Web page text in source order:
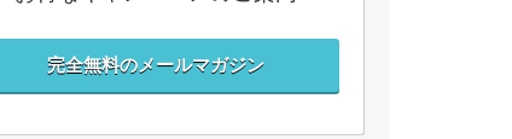
完全無料のメールマガジン